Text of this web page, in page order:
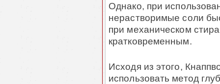
Однако, при
нерастворимые соли
при механическом
кратковременным.
Исходя из этого,
использовать метод